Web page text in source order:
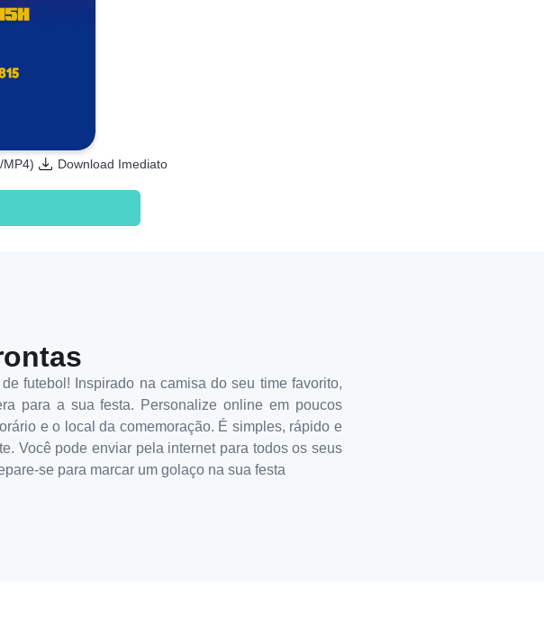
MP4) Download Imediato
futebol! Inspirado na camisa do seu time favorito,
para a sua festa. Personalize online em poucos
e o local da comemoração. É simples, rápido e
Você pode enviar pela internet para todos os seus
se para marcar um golaço na sua festa